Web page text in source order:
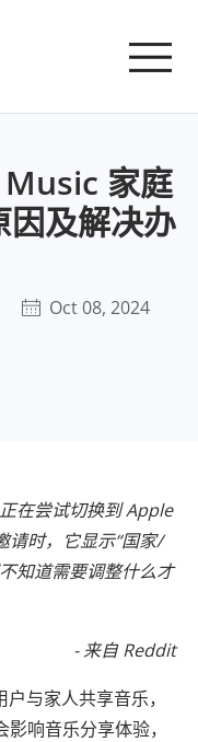
家庭
及解决办
Oct 08, 2024
在尝试切换到 Apple
请时，它显示“国家/
知道需要调整什么才
- 来自 Reddit
与家人共享音乐，
响音乐分享体验，